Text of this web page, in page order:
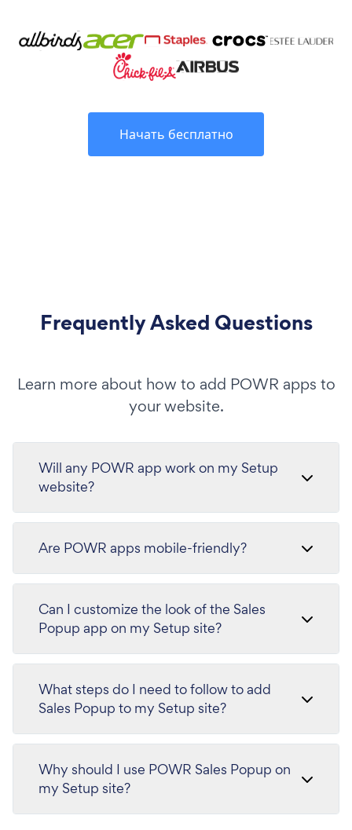
Начать бесплатно
Frequently Asked Questions
Learn more about how to add POWR apps to
your website.
Will any POWR app work on my Setup
website?
Are POWR apps mobile-friendly?
Can I customize the look of the Sales
Popup app on my Setup site?
What steps do I need to follow to add
Sales Popup to my Setup site?
Why should I use POWR Sales Popup on
my Setup site?